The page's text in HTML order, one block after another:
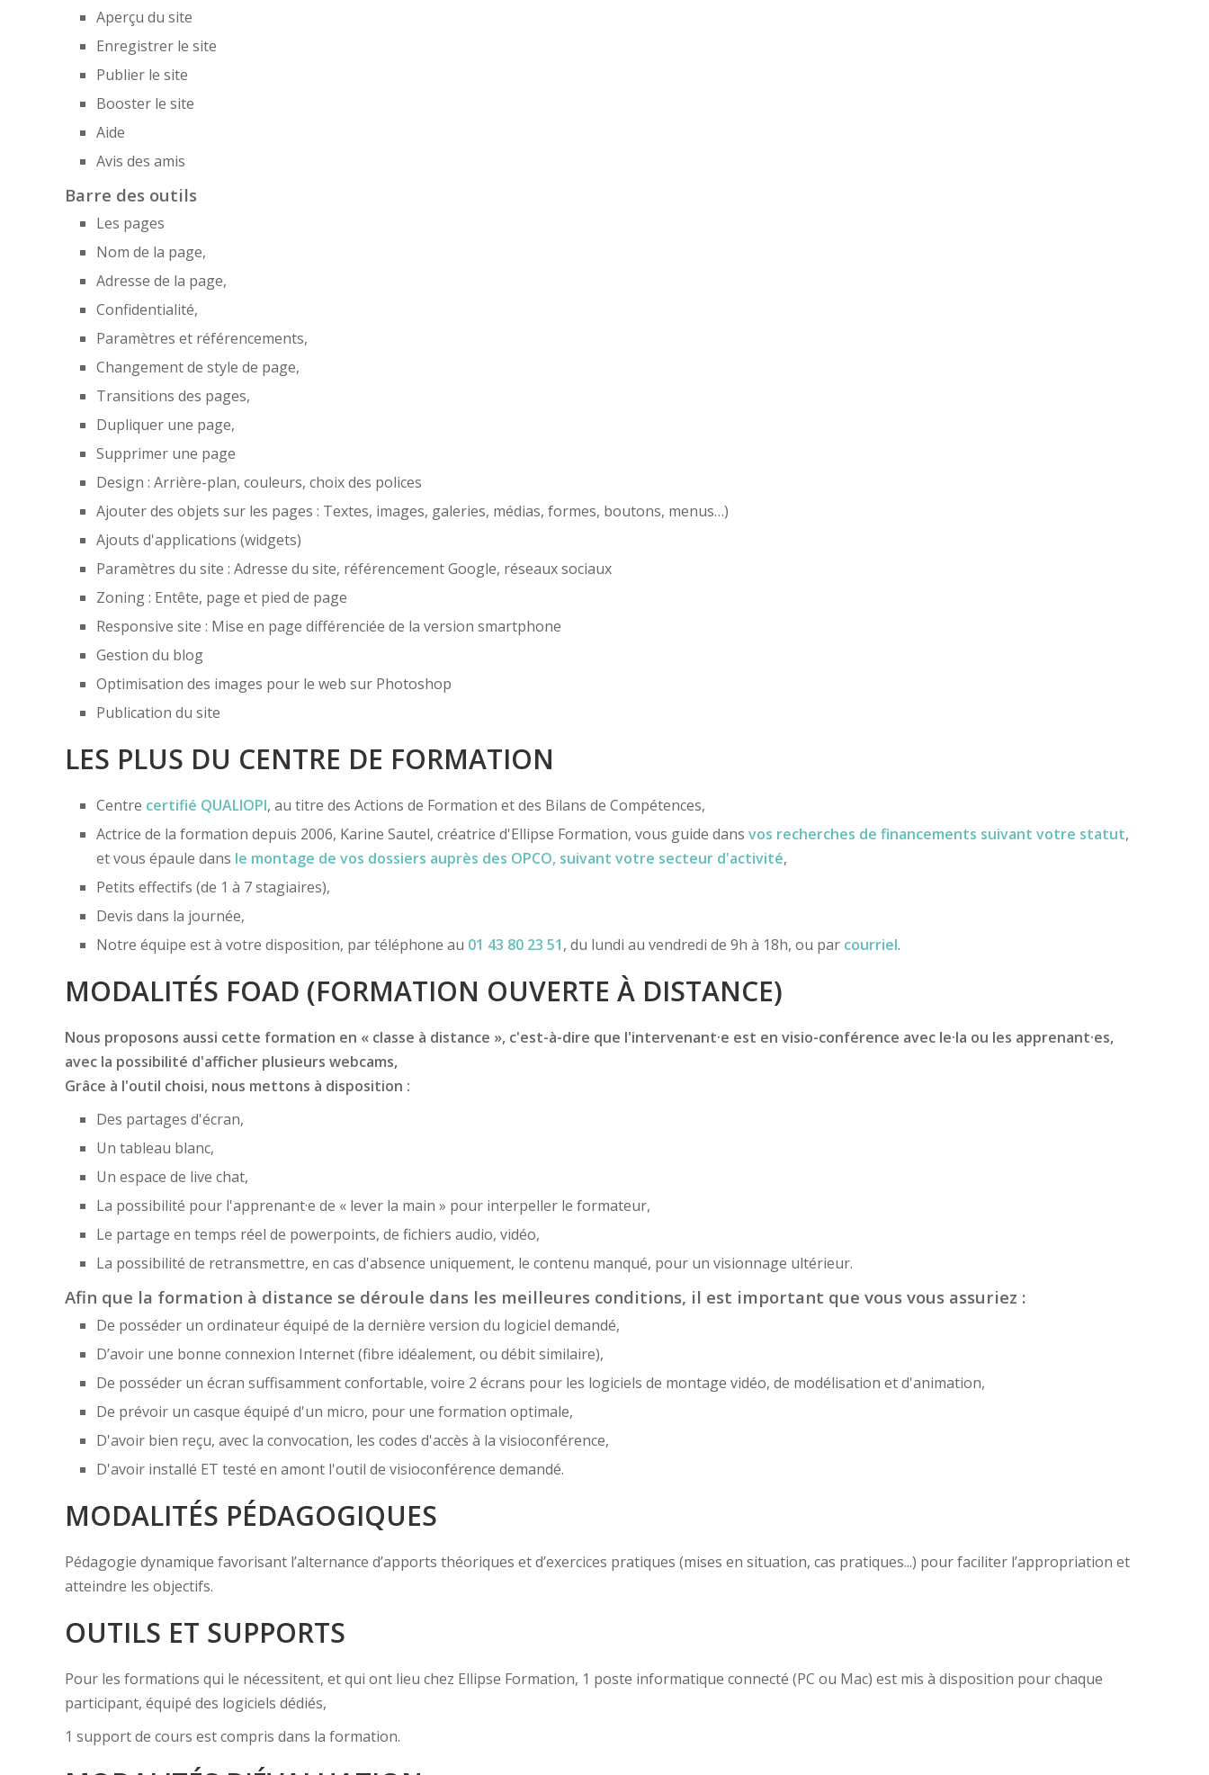
Aperçu du site
Enregistrer le site
Publier le site
Booster le site
Aide
Avis des amis
Barre des outils
Les pages
Nom de la page,
Adresse de la page,
Confidentialité,
Paramètres et référencements,
Changement de style de page,
Transitions des pages,
Dupliquer une page,
Supprimer une page
Design : Arrière-plan, couleurs, choix des polices
Ajouter des objets sur les pages : Textes, images, galeries, médias, formes, boutons, menus…)
Ajouts d'applications (widgets)
Paramètres du site : Adresse du site, référencement Google, réseaux sociaux
Zoning : Entête, page et pied de page
Responsive site : Mise en page différenciée de la version smartphone
Gestion du blog
Optimisation des images pour le web sur Photoshop
Publication du site
LES PLUS DU CENTRE DE FORMATION
Centre certifié QUALIOPI, au titre des Actions de Formation et des Bilans de Compétences,
Actrice de la formation depuis 2006, Karine Sautel, créatrice d'Ellipse Formation, vous guide dans vos recherches de financements suivant votre statut,
et vous épaule dans le montage de vos dossiers auprès des OPCO, suivant votre secteur d'activité,
Petits effectifs (de 1 à 7 stagiaires),
Devis dans la journée,
Notre équipe est à votre disposition, par téléphone au 01 43 80 23 51, du lundi au vendredi de 9h à 18h, ou par courriel.
MODALITÉS FOAD (FORMATION OUVERTE À DISTANCE)
Nous proposons aussi cette formation en « classe à distance », c'est-à-dire que l'intervenant·e est en visio-conférence avec le·la ou les apprenant·es,
avec la possibilité d'afficher plusieurs webcams,
Grâce à l'outil choisi, nous mettons à disposition :
Des partages d'écran,
Un tableau blanc,
Un espace de live chat,
La possibilité pour l'apprenant·e de « lever la main » pour interpeller le formateur,
Le partage en temps réel de powerpoints, de fichiers audio, vidéo,
La possibilité de retransmettre, en cas d'absence uniquement, le contenu manqué, pour un visionnage ultérieur.
Afin que la formation à distance se déroule dans les meilleures conditions, il est important que vous vous assuriez :
De posséder un ordinateur équipé de la dernière version du logiciel demandé,
D’avoir une bonne connexion Internet (fibre idéalement, ou débit similaire),
De posséder un écran suffisamment confortable, voire 2 écrans pour les logiciels de montage vidéo, de modélisation et d'animation,
De prévoir un casque équipé d'un micro, pour une formation optimale,
D'avoir bien reçu, avec la convocation, les codes d'accès à la visioconférence,
D'avoir installé ET testé en amont l'outil de visioconférence demandé.
MODALITÉS PÉDAGOGIQUES
Pédagogie dynamique favorisant l’alternance d’apports théoriques et d’exercices pratiques (mises en situation, cas pratiques...) pour faciliter l’appropriation et
atteindre les objectifs.
OUTILS ET SUPPORTS
Pour les formations qui le nécessitent, et qui ont lieu chez Ellipse Formation, 1 poste informatique connecté (PC ou Mac) est mis à disposition pour chaque
participant, équipé des logiciels dédiés,
1 support de cours est compris dans la formation.